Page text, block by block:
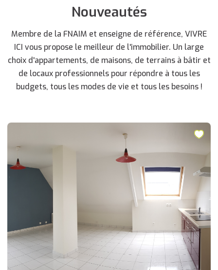
Nouveautés
Membre de la FNAIM et enseigne de référence, VIVRE
ICI vous propose le meilleur de l'immobilier. Un large
choix d'appartements, de maisons, de terrains à bâtir et
de locaux professionnels pour répondre à tous les
budgets, tous les modes de vie et tous les besoins !